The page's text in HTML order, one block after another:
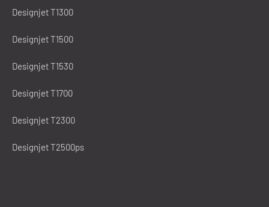
Designjet T1300
Designjet T1500
Designjet T1530
Designjet T1700
Designjet T2300
Designjet T2500ps